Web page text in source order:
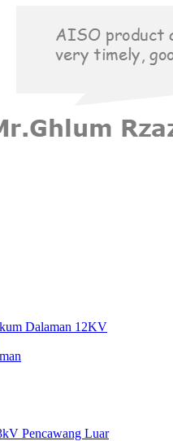
Dalaman 12KV